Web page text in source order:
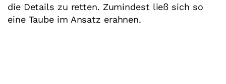
die Details zu retten. Zumindest ließ sich so
eine Taube im Ansatz erahnen.